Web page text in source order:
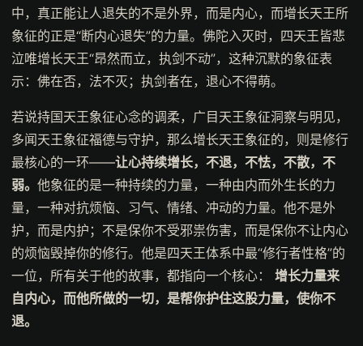
中，真正能让人退失的不是外界，而是内心，而增长天王所
象征的正是“断内心退失”的力量。佛陀入灭时，四天王皆悲
泣唯增长天王“昂然而立，执剑不动”，这种沉默的象征表
示：佛在否，法不灭；执剑者在，退心不得萌。
若说持国天王象征心念的调柔，广目天王象征洞察与明见，
多闻天王象征福德与守护，那么增长天王象征的，则是修行
最核心的一环——让心持续增长，不退，不怯，不散，不
弱。 他象征的是一种持续的力量，一种由内而外生长的力
量，一种对抗烦恼、习气、情绪、冲动的力量。他不是外
护，而是内护；不是保你不受邪祟伤害，而是保你不让内心
的烦恼毁掉你的修行。他是四天王体系中最“修行者性格”的
一位，所有关于他的故事，都指向一个核心： 增长力量来
自内心，而他所做的一切，是帮你护住这股力量，使你不
退。